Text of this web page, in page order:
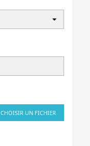
CHOISIR UN FICHIER